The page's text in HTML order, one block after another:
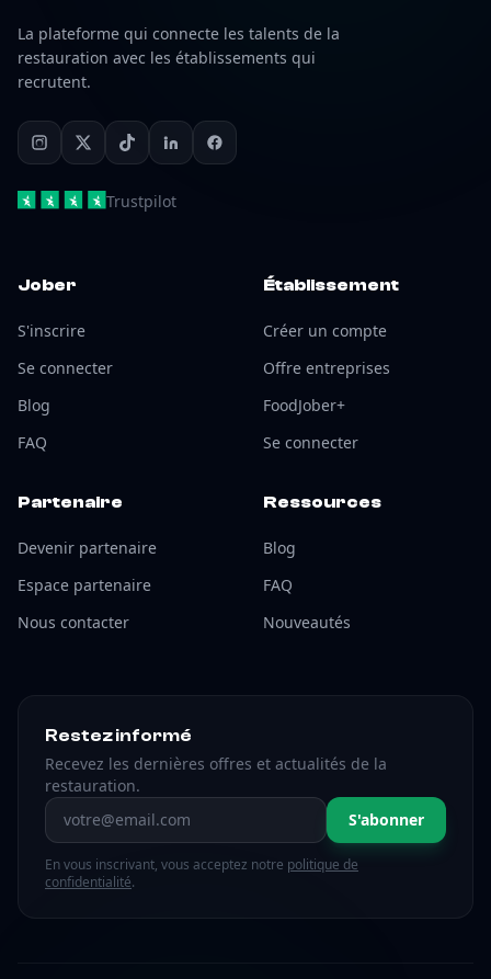
La plateforme qui connecte les talents de la
restauration avec les établissements qui
recrutent.
Trustpilot
Jober
S'inscrire
Se connecter
Blog
FAQ
Établissement
Créer un compte
Offre entreprises
FoodJober+
Se connecter
Partenaire
Devenir partenaire
Espace partenaire
Nous contacter
Ressources
Blog
FAQ
Nouveautés
Restez informé
Recevez les dernières offres et actualités de la
restauration.
Adresse email S'abonner
En vous inscrivant, vous acceptez notre politique de
confidentialité.